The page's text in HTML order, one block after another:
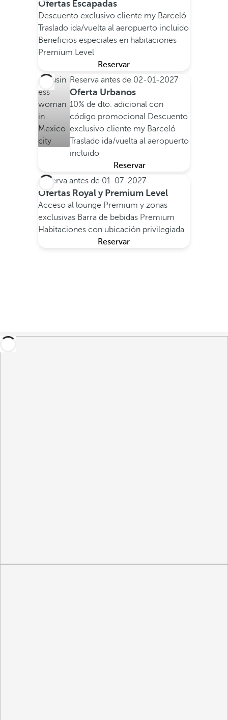
Ofertas Escapadas
Descuento exclusivo cliente my Barceló
Traslado ida/vuelta al aeropuerto incluido
Beneficios especiales en habitaciones
Premium Level
Reservar
Reserva antes de 02-01-2027
Oferta Urbanos
10% de dto. adicional con
código promocional Descuento
exclusivo cliente my Barceló
Traslado ida/vuelta al aeropuerto
incluido
Reservar
Reserva antes de 01-07-2027
Ofertas Royal y Premium Level
Acceso al lounge Premium y zonas
exclusivas Barra de bebidas Premium
Habitaciones con ubicación privilegiada
Reservar